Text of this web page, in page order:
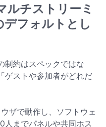
ルチストリーミ
フォルトとし
制約はスペックではな
ゲストや参加者がどれだ
ザで動作し、ソフトウェ
人までパネルや共同ホス